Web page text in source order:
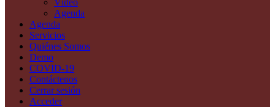
Agenda
Agenda
Servicios
Quiénes Somos
Demo
COVID-19
Contáctenos
Cerrar sesión
Acceder